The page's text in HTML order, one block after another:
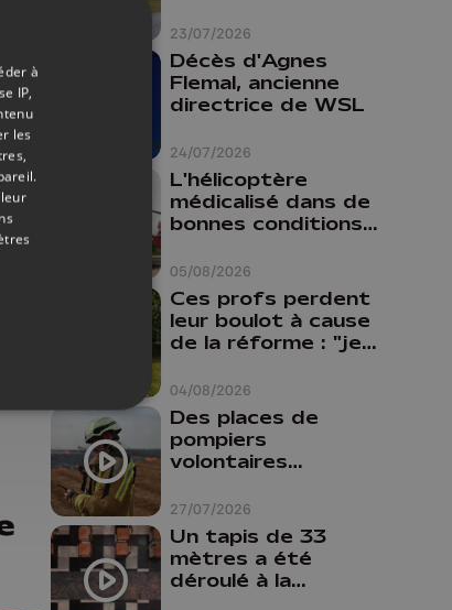
23/07/2026
24/07/2026
Décès d'Agnes
Flemal, ancienne
directrice de WSL
05/08/2026
L'hélicoptère
médicalisé dans de
bonnes conditions à
04/08/2026
Ces profs perdent
leur boulot à cause
de la réforme : "je
comme prof que
comme
pharmacienne"
27/07/2026
Des places de
pompiers
volontaires
province de Liège :
"Un citoyen qui
n'est formé ne
peut pas nous
aider"
Un tapis de 33
mètres a été
déroulé à la
à
IP,
les